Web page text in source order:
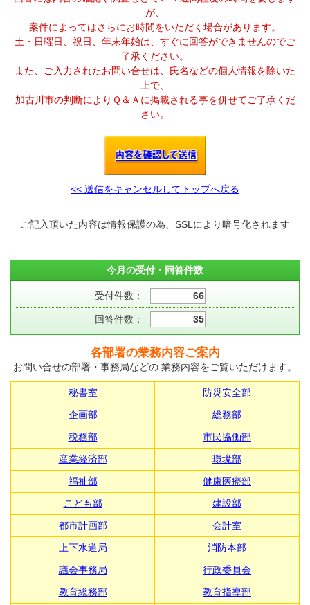
が、
案件によってはさらにお時間をいただく場合があります。
土・日曜日、祝日、年末年始は、すぐに回答ができませんのでご
了承ください。
また、ご入力されたお問い合せは、氏名などの個人情報を除いた
上で、
加古川市の判断によりＱ＆Ａに掲載される事を併せてご了承くだ
さい。
<< 送信をキャンセルしてトップへ戻る
ご記入頂いた内容は情報保護の為、SSLにより暗号化されます
今月の受付・回答件数
受付件数： 66
回答件数： 35
各部署の業務内容ご案内
お問い合せの部署・事務局などの 業務内容をご覧いただけます。
秘書室
防災安全部
企画部
総務部
税務部
市民協働部
産業経済部
環境部
福祉部
健康医療部
こども部
建設部
都市計画部
会計室
上下水道局
消防本部
議会事務局
行政委員会
教育総務部
教育指導部